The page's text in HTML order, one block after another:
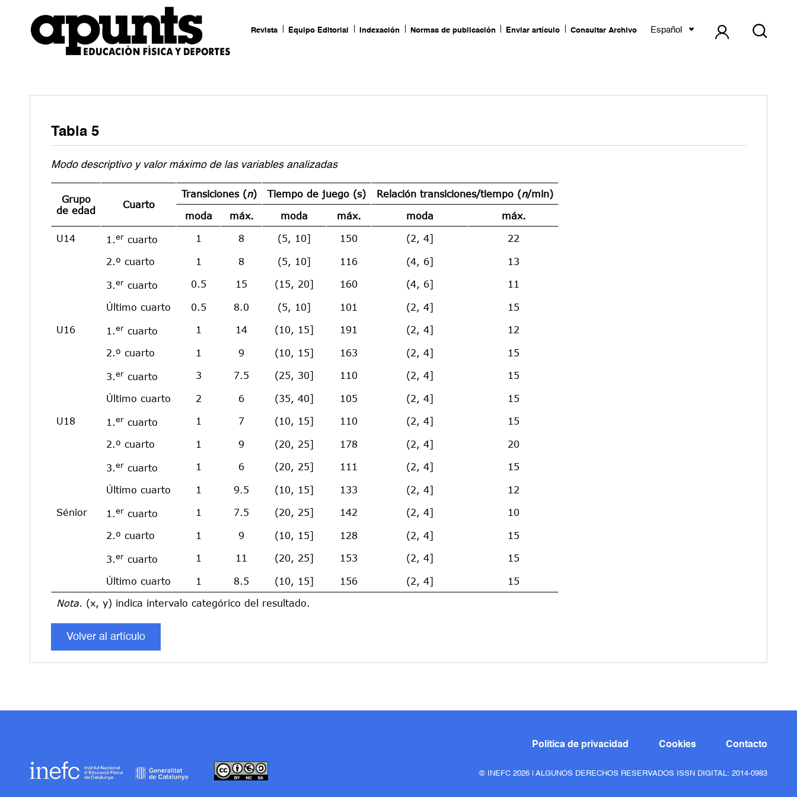
Revista Equipo Editorial Indexación Normas de publicación Enviar artículo Consultar Archivo Español
Tabla 5
Modo descriptivo y valor máximo de las variables analizadas
Grupo
de edad
Cuarto
Transiciones (n) Tiempo de juego (s) Relación transiciones/tiempo (n/min)
moda
máx. moda máx. moda
máx.
U14
1.er cuarto 1 8 (5, 10] 150 (2, 4] 22
2.º cuarto 1 8 (5, 10] 116 (4, 6] 13
3.er cuarto 0.5 15 (15, 20] 160 (4, 6] 11
Último cuarto 0.5 8.0 (5, 10] 101 (2, 4]
15
U16
1.er cuarto 1 14 (10, 15] 191 (2, 4] 12
2.º cuarto 1 9 (10, 15] 163 (2, 4] 15
3.er cuarto 3 7.5 (25, 30] 110 (2, 4] 15
Último cuarto 2 6 (35, 40] 105 (2, 4]
15
U18
1.er cuarto 1 7 (10, 15] 110 (2, 4] 15
2.º cuarto 1 9 (20, 25] 178 (2, 4] 20
3.er cuarto 1 6 (20, 25] 111 (2, 4] 15
Último cuarto 1 9.5 (10, 15] 133 (2, 4]
12
Sénior
1.er cuarto 1 7.5 (20, 25] 142 (2, 4] 10
2.º cuarto 1 9 (10, 15] 128 (2, 4] 15
3.er cuarto 1 11 (20, 25] 153 (2, 4] 15
Último cuarto 1 8.5 (10, 15] 156 (2, 4]
15
Nota. (x, y) indica intervalo categórico del resultado.
Volver al artículo
Política de privacidad Cookies Contacto
© INEFC 2026 | ALGUNOS DERECHOS RESERVADOS ISSN DIGITAL: 2014-0983